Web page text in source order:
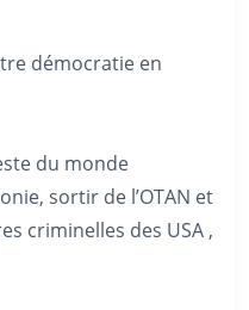
démocratie en
du monde
sortir de l’OTAN et
criminelles des USA ,